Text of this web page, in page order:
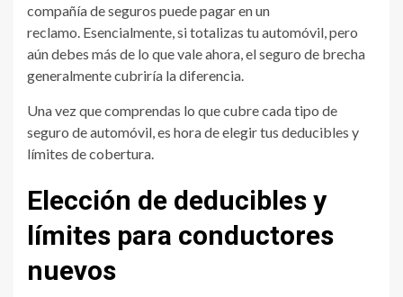
compañía de seguros puede pagar en un
reclamo. Esencialmente, si totalizas tu automóvil, pero
aún debes más de lo que vale ahora, el seguro de brecha
generalmente cubriría la diferencia.
Una vez que comprendas lo que cubre cada tipo de
seguro de automóvil, es hora de elegir tus deducibles y
límites de cobertura.
Elección de deducibles y
límites para conductores
nuevos